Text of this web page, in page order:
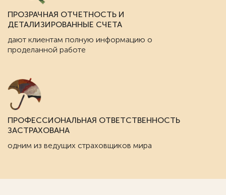
ПРОЗРАЧНАЯ ОТЧЕТНОСТЬ И
ДЕТАЛИЗИРОВАННЫЕ СЧЕТА
дают клиентам полную информацию о
проделанной работе
ПРОФЕССИОНАЛЬНАЯ ОТВЕТСТВЕННОСТЬ
ЗАСТРАХОВАНА
одним из ведущих страховщиков мира